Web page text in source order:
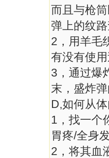
而且与枪
弹上的纹
2，用羊毛
有没有使
3，通过爆
末，盛炸
D,如何从
1，找一个
胃疼/全身
2，将其血